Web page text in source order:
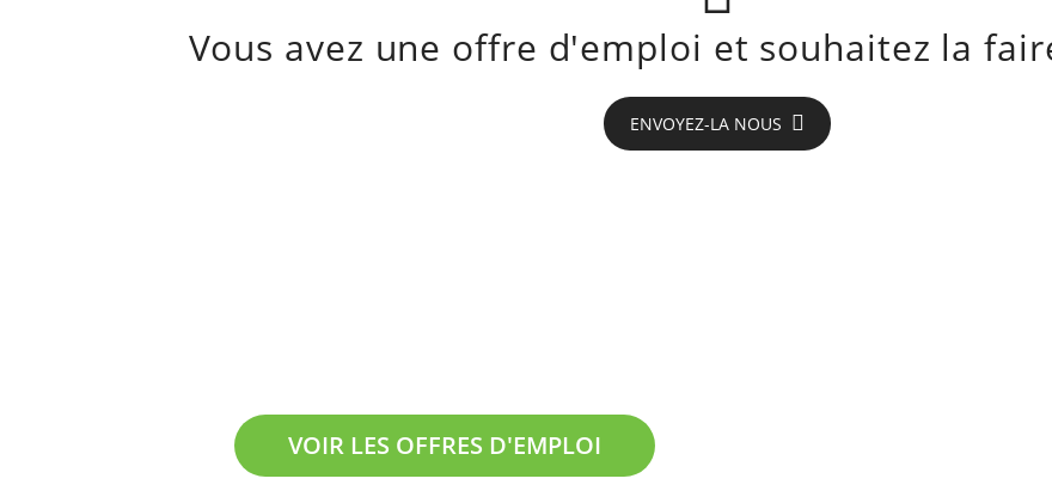
Vous avez une offre d'emploi et souhaitez la
ENVOYEZ-LA NOUS
VOIR LES OFFRES D'EMPLOI